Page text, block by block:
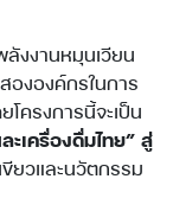
งงานหมุนเวียน
ององค์กรในการ
ครงการนี้จะเป็น
เครื่องดื่มไทย” สู่
ขียวและนวัตกรรม